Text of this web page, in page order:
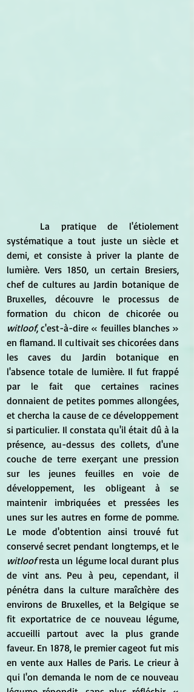
systématique a tout juste un siècle et
demi, et consiste à priver la plante de
lumière. Vers 1850, un certain Bresiers,
chef de cultures au Jardin botanique de
Bruxelles, découvre le processus de
witloof, c'est-à-dire « feuilles blanches »
en flamand. Il cultivait ses chicorées dans
les caves du Jardin botanique en
l'absence totale de lumière. Il fut frappé
par le fait que certaines racines
donnaient de petites pommes allongées,
et chercha la cause de ce développement
si particulier. Il constata qu'il était dû à la
présence, au-dessus des collets, d'une
couche de terre exerçant une pression
sur les jeunes feuilles en voie de
développement, les obligeant à se
maintenir imbriquées et pressées les
unes sur les autres en forme de pomme.
Le mode d'obtention ainsi trouvé fut
witloof resta un légume local durant plus
de vint ans. Peu à peu, cependant, il
pénétra dans la culture maraîchère des
environs de Bruxelles, et la Belgique se
fit exportatrice de ce nouveau légume,
accueilli partout avec la plus grande
faveur. En 1878, le premier cageot fut mis
en vente aux Halles de Paris. Le crieur à
qui l'on demanda le nom de ce nouveau